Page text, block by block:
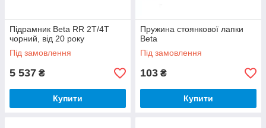
Підрамник Beta RR 2T/4T
чорний, від 20 року
Під замовлення
5 537 ₴
Купити
Пружина стоянкової лапки
Beta
Під замовлення
103 ₴
Купити